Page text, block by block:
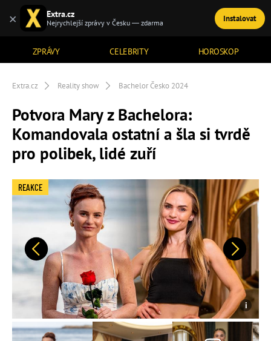
ZPRÁVY CELEBRITY HOROSKOP
TÉMATA
Extra.cz Reality show Bachelor Česko 2024
Potvora Mary z Bachelora:
Komandovala ostatní a šla si tvrdě
pro polibek, lidé zuří
Předchozí Další
REAKCE
× Extra.cz
Nejrychlejší zprávy v Česku — zdarma Instalovat